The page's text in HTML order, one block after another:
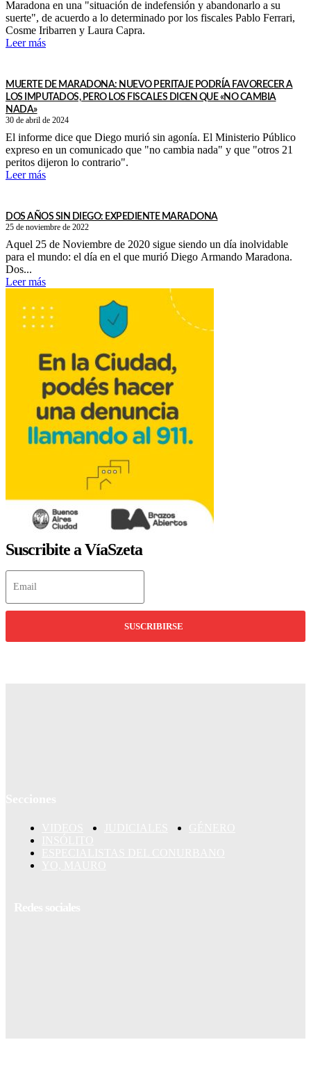
Maradona en una "situación de indefensión y abandonarlo a su
suerte", de acuerdo a lo determinado por los fiscales Pablo Ferrari,
Cosme Iribarren y Laura Capra.
Leer más
MUERTE DE MARADONA: NUEVO PERITAJE PODRÍA FAVORECER A
LOS IMPUTADOS, PERO LOS FISCALES DICEN QUE «NO CAMBIA
NADA»
30 de abril de 2024
El informe dice que Diego murió sin agonía. El Ministerio Público
expreso en un comunicado que "no cambia nada" y que "otros 21
peritos dijeron lo contrario".
Leer más
DOS AÑOS SIN DIEGO: EXPEDIENTE MARADONA
25 de noviembre de 2022
Aquel 25 de Noviembre de 2020 sigue siendo un día inolvidable
para el mundo: el día en el que murió Diego Armando Maradona.
Dos...
Leer más
Suscribite a VíaSzeta
SUSCRIBIRSE